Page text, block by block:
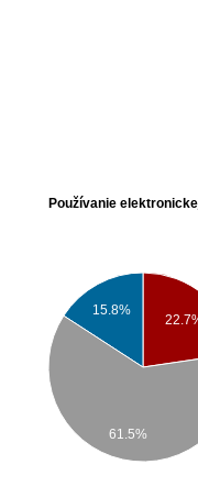
Používanie
15.8%
61.5%